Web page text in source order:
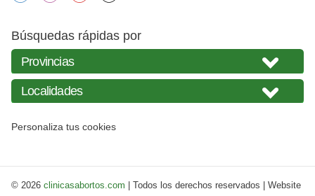
Búsquedas rápidas por
Personaliza tus cookies
© 2026 clinicasabortos.com | Todos los derechos reservados | Website